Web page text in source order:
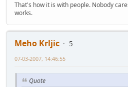
That's how it is with people. Nobody
works.
Meho Krljic
5
07-03-2007, 14:46:55
Quote